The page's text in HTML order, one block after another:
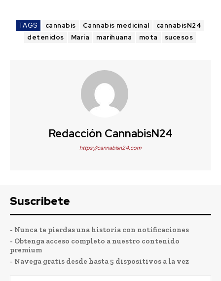
TAGS cannabis Cannabis medicinal
cannabisN24
detenidos
María marihuana mota sucesos
Redacción CannabisN24
https://cannabisn24.com
Suscribete
- Nunca te pierdas una historia con notificaciones
- Obtenga acceso completo a nuestro contenido
premium
- Navega gratis desde hasta 5 dispositivos a la vez